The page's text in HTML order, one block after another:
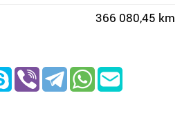
366 080,45 km